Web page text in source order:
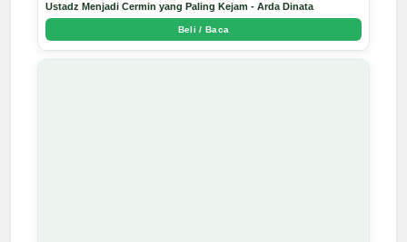
Ustadz Menjadi Cermin yang Paling Kejam - Arda Dinata
Beli / Baca